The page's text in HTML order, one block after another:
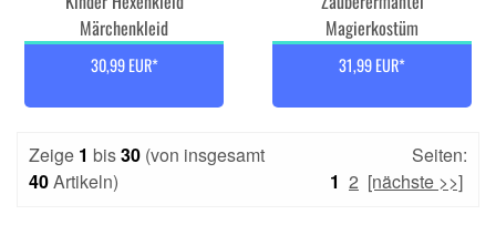
Märchenkleid
30,99 EUR*
Magierkostüm
31,99 EUR*
Zeige 1 bis30 (von insgesamt
40Artikeln)
Seiten:
1 2 [nächste >>]